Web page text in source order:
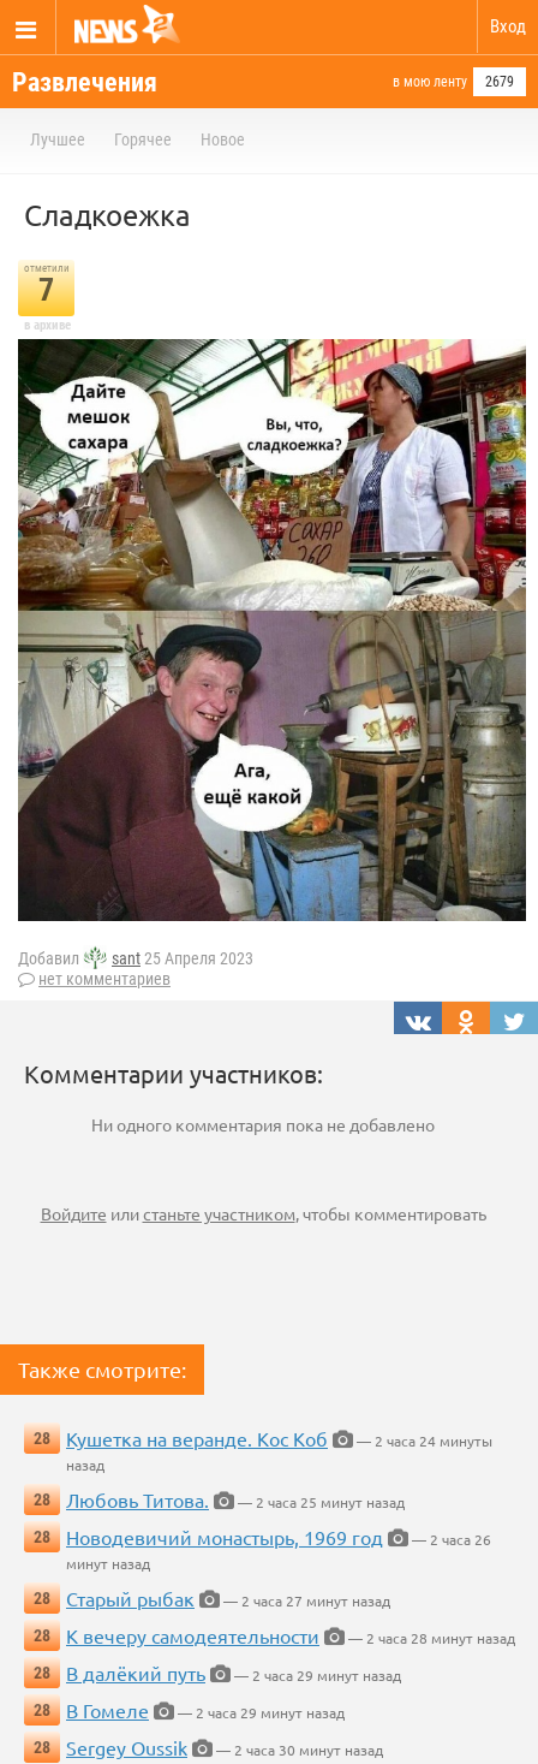
Вход
Развлечения в мою ленту 2679
Лучшее Горячее Новое
Сладкоежка
отметили
7
в архиве
Добавил sant25 Апреля 2023
нет комментариев
Комментарии участников:
Ни одного комментария пока не добавлено
Войдите илистаньте участником, чтобы комментировать
Также смотрите:
28 Кушетка на веранде. Кос Коб
— 2 часа 24 минуты
назад
28
Любовь Титова.
— 2 часа 25 минут назад
28
Новодевичий монастырь, 1969 год
— 2 часа 26
минут назад
28
Старый рыбак
— 2 часа 27 минут назад
28
К вечеру самодеятельности
— 2 часа 28 минут назад
28
В далёкий путь
— 2 часа 29 минут назад
28
В Гомеле
— 2 часа 29 минут назад
28
Sergey Oussik
— 2 часа 30 минут назад